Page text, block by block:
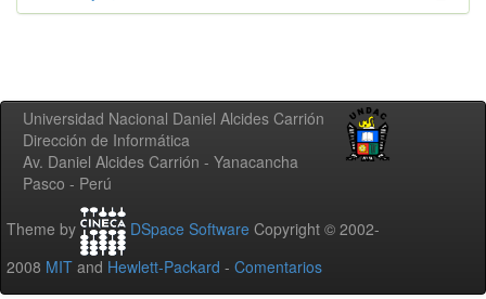
Universidad Nacional Daniel Alcides Carrión
Dirección de Informática
Av. Daniel Alcides Carrión - Yanacancha
Pasco - Perú
Theme by DSpace Software Copyright © 2002-
2008 MIT and Hewlett-Packard - Comentarios